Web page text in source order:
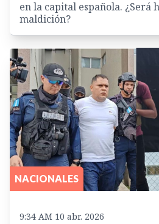
en la capital española. ¿Será
maldición?
NACIONALES
9:34 AM 10 abr. 2026